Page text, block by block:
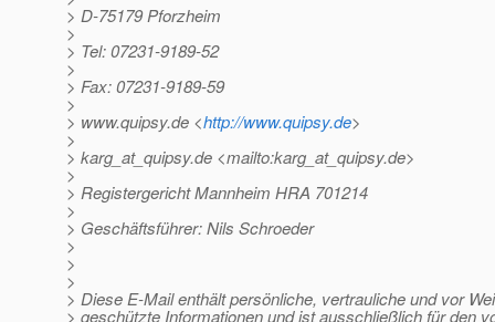
> D-75179 Pforzheim
>
> Tel: 07231-9189-52
>
> Fax: 07231-9189-59
>
> www.quipsy.de <http://www.quipsy.de>
>
> karg_at_quipsy.de <mailto:karg_at_quipsy.de>
>
> Registergericht Mannheim HRA 701214
>
> Geschäftsführer: Nils Schroeder
>
>
>
> Diese E-Mail enthält persönliche, vertrauliche und vor
> geschützte Informationen und ist ausschließlich für den